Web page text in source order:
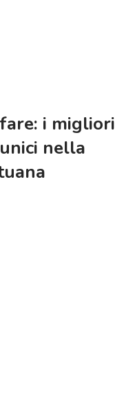
i migliori
nella